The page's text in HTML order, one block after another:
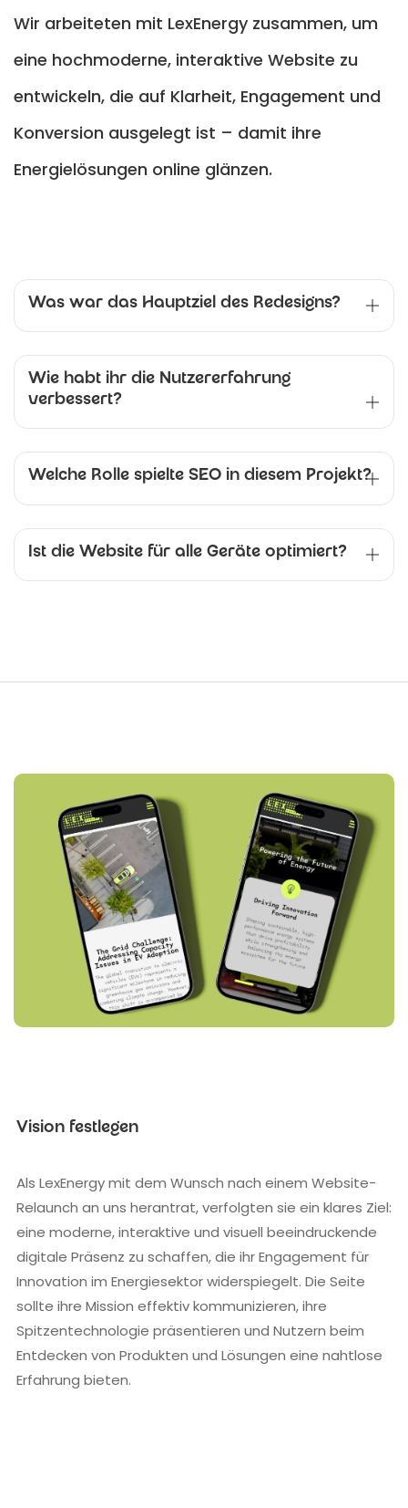
Wir arbeiteten mit LexEnergy zusammen, um
eine hochmoderne, interaktive Website zu
entwickeln, die auf Klarheit, Engagement und
Konversion ausgelegt ist – damit ihre
Energielösungen online glänzen.
Was war das Hauptziel des Redesigns?
Wie habt ihr die Nutzererfahrung
verbessert?
Welche Rolle spielte SEO in diesem Projekt?
Ist die Website für alle Geräte optimiert?
Vision festlegen
Als LexEnergy mit dem Wunsch nach einem Website-
Relaunch an uns herantrat, verfolgten sie ein klares Ziel:
eine moderne, interaktive und visuell beeindruckende
digitale Präsenz zu schaffen, die ihr Engagement für
Innovation im Energiesektor widerspiegelt. Die Seite
sollte ihre Mission effektiv kommunizieren, ihre
Spitzentechnologie präsentieren und Nutzern beim
Entdecken von Produkten und Lösungen eine nahtlose
Erfahrung bieten.